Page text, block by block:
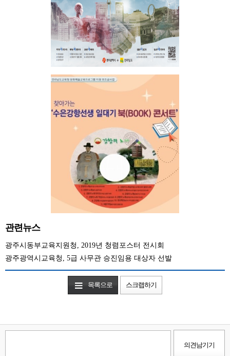
관련뉴스
광주시동부교육지원청, 2019년 청렴포스터 전시회
광주광역시교육청, 5급 사무관 승진임용 대상자 선발
목록으로 스크랩하기